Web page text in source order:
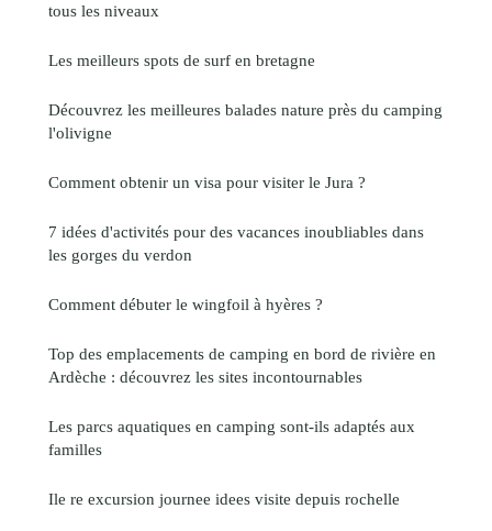
tous les niveaux
Les meilleurs spots de surf en bretagne
Découvrez les meilleures balades nature près du camping
l'olivigne
Comment obtenir un visa pour visiter le Jura ?
7 idées d'activités pour des vacances inoubliables dans
les gorges du verdon
Comment débuter le wingfoil à hyères ?
Top des emplacements de camping en bord de rivière en
Ardèche : découvrez les sites incontournables
Les parcs aquatiques en camping sont-ils adaptés aux
familles
Ile re excursion journee idees visite depuis rochelle